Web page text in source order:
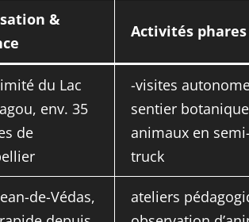
&
Activités phares
du Lac
env. 35
de
-visites
sentier
animaux en
truck
de-Védas,
ateliers